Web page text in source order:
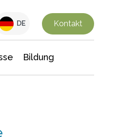
DE Kontakt
Bildung